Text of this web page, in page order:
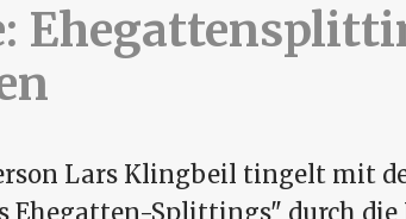
Lars Klingbeil tingelt mit
Ehegatten-Splittings" durch die